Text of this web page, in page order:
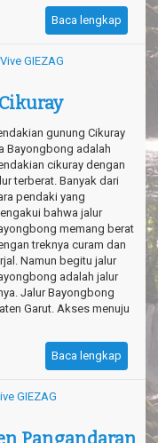
Baca lengkap
GIEZAG
gunung Cikuray
Bayongbong adalah
cikuray dengan
terberat. Banyak dari
pendaki yang
bahwa jalur
memang berat
treknya curam dan
Namun begitu jalur
adalah jalur
Jalur Bayongbong
Garut. Akses menuju
Baca lengkap
GIEZAG
Pangandaran